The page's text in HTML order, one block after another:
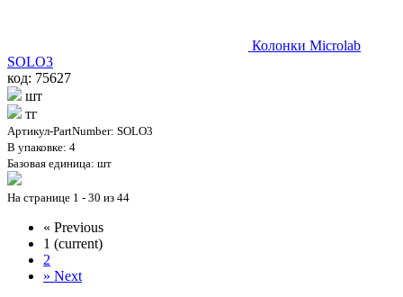
Колонки Microlab
SOLO3
код: 75627
шт
тг
Артикул-PartNumber: SOLO3
В упаковке: 4
Базовая единица: шт
На странице 1 - 30 из 44
« Previous
1 (current)
2
» Next